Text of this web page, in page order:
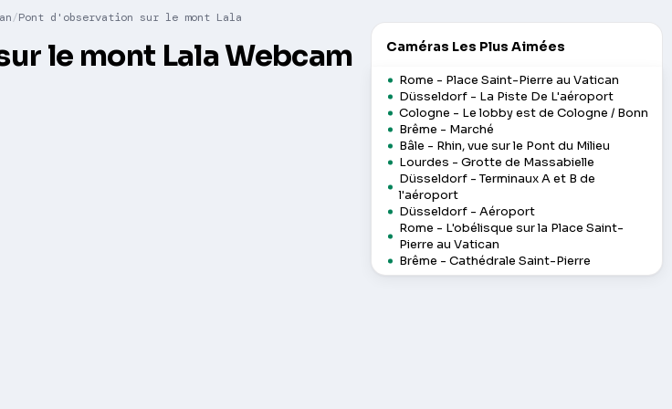
Pont d'observation sur le mont Lala
le mont Lala Webcam Caméras Les Plus Aimées
Rome - Place Saint-Pierre au Vatican
Düsseldorf - La Piste De L'aéroport
Cologne - Le lobby est de Cologne / Bonn
Brême - Marché
Bâle - Rhin, vue sur le Pont du Milieu
Lourdes - Grotte de Massabielle
Düsseldorf - Terminaux A et B de
l'aéroport
Düsseldorf - Aéroport
Rome - L'obélisque sur la Place Saint-
Pierre au Vatican
Brême - Cathédrale Saint-Pierre